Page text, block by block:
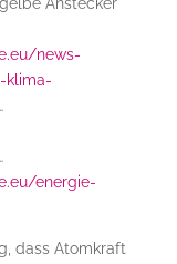
news-
klima-
energie-
dass Atomkraft